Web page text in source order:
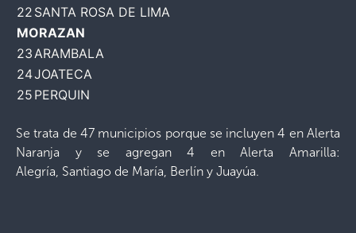
22 SANTA ROSA DE LIMA
MORAZAN
23ARAMBALA
24JOATECA
25 PERQUIN
Se trata de 47 municipios porque se incluyen 4 en Alerta
Naranja y se agregan 4 en Alerta Amarilla:
Alegría, Santiago de María, Berlín y Juayúa.